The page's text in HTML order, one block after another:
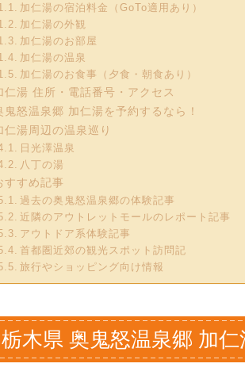
加仁湯の宿泊料金（GoTo適用あり）
加仁湯の外観
加仁湯のお部屋
加仁湯の温泉
加仁湯のお食事（夕食・朝食あり）
仁湯 住所・電話番号・アクセス
鬼怒温泉郷 加仁湯を予約するなら！
仁湯周辺の温泉巡り
日光澤温泉
八丁の湯
すすめ記事
過去の奥鬼怒温泉郷の体験記事
近隣のアウトレットモールのレポート記事
アウトドア系体験記事
首都圏近郊の観光スポット訪問記
旅行やショッピング向け情報
栃木県 奥鬼怒温泉郷 加仁